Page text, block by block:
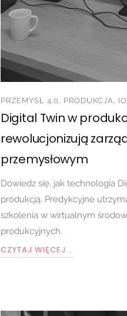
PRZEMYSŁ 4.0, PRODUKCJA,
Digital Twin w
rewolucjonizują
przemysłowym
Dowiedz się, jak technologia
produkcją. Predykcyjne
szkolenia w wirtualnym
produkcyjnych.
CZYTAJ WIĘCEJ...